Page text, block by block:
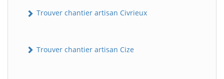
Trouver chantier artisan Civrieux
Trouver chantier artisan Cize